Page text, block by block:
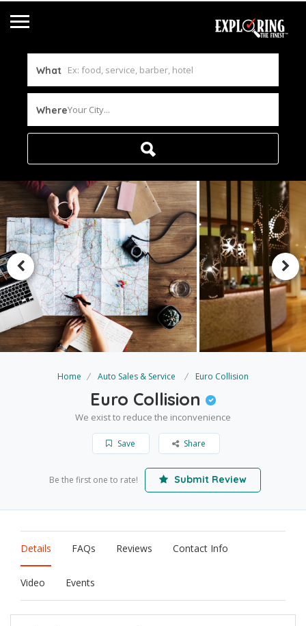
What
WhereYour City...
Home Auto Sales & Service Euro Collision
Euro Collision
We exist to reduce the inconvenience
Save Share
Be the first one to rate! Submit Review
Details FAQs Reviews Contact Info
Video Events